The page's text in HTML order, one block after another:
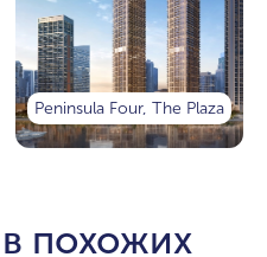
Peninsula Four, The Plaza
похожих